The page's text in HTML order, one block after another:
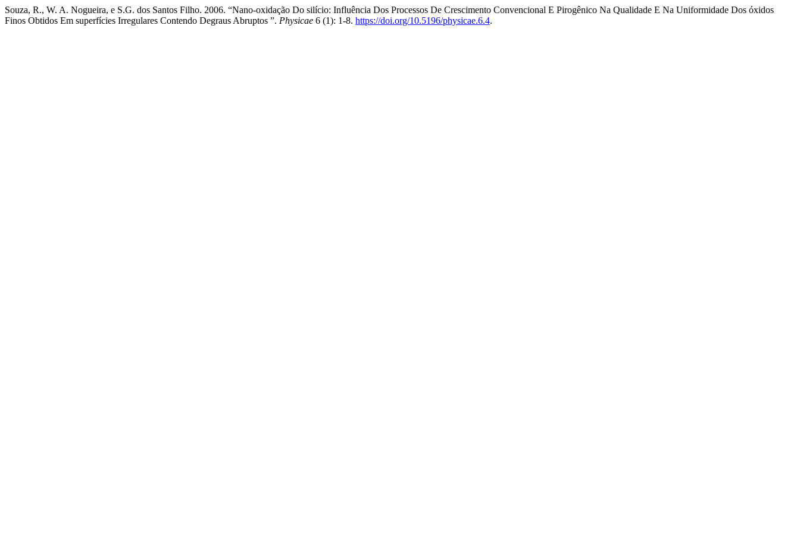
Souza, R., W. A. Nogueira, e S.G. dos Santos Filho. 2006. “Nano-oxidação Do silício: Influência Dos Processos De Crescimento Convencional E Pirogênico Na Qualidade E Na Uniformidade Dos óxidos
Finos Obtidos Em superfícies Irregulares Contendo Degraus Abruptos ”. Physicae 6 (1): 1-8. https://doi.org/10.5196/physicae.6.4.